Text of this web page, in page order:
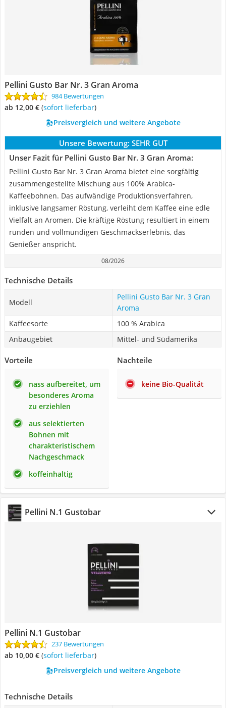
Pellini Gusto Bar Nr. 3 Gran Aroma
984 Bewertungen
ab 12,00 € ( Sofort lieferbar)
Preisvergleich und weitere Angebote
Unsere Bewertung: SEHR GUT
Unser Fazit für Pellini Gusto Bar Nr. 3 Gran Aroma:
Pellini Gusto Bar Nr. 3 Gran Aroma bietet eine sorgfältig
zusammengestellte Mischung aus 100% Arabica-
Kaffeebohnen. Das aufwändige Produktionsverfahren,
inklusive langsamer Röstung, verleiht dem Kaffee eine edle
Vielfalt an Aromen. Die kräftige Röstung resultiert in einem
runden und vollmundigen Geschmackserlebnis, das
Genießer anspricht.
08/2026
Technische Details
Modell
Pellini Gusto Bar Nr. 3 Gran
Aroma
Kaffeesorte
100 % Arabica
Anbaugebiet
Mittel- und Südamerika
Vorteile
nass aufbereitet, um
besonderes Aroma
zu erziehlen
aus selektierten
Bohnen mit
charakteristischem
Nachgeschmack
koffeinhaltig
Nachteile
keine Bio-Qualität
Pellini N.1 Gustobar
Pellini N.1 Gustobar
237 Bewertungen
ab 10,00 € ( Sofort lieferbar)
Preisvergleich und weitere Angebote
Technische Details